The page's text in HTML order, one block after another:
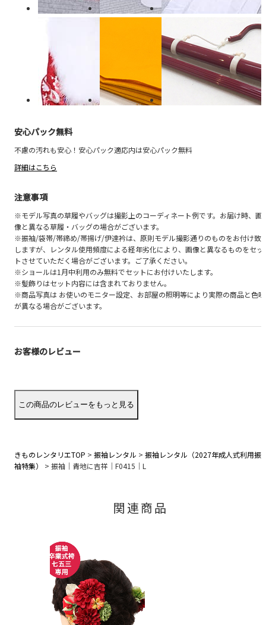
安心パック無料
不慮の汚れも安心！安心パック適応内は安心パック無料
詳細はこちら
注意事項
※モデル写真の草履やバッグは撮影上のコーディネート例です。お届け時、画
像と異なる草履・バッグの場合がございます。
※振袖/袋帯/帯締め/帯揚げ/伊達衿は、原則モデル撮影通りのものをお付け致
しますが、レンタル使用頻度による経年劣化により、画像と異なるものをセッ
トさせていただく場合がございます。ご了承ください。
※ショールは1月中利用のみ無料でセットにお付けいたします。
※髪飾りはセット内容には含まれておりません。
※商品写真は お使いのモニター設定、お部屋の照明等により実際の商品と色味
が異なる場合がございます。
お客様のレビュー
きものレンタリエTOP > 振袖レンタル > 振袖レンタル（2027年成人式利用振
袖特集）
> 振袖｜青地に吉祥｜F0415｜L
関連商品